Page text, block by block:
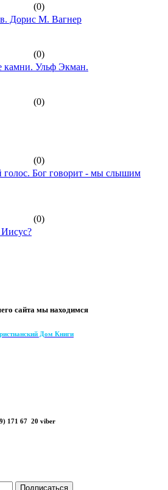
(0)
Дорис М. Вагнер
(0)
камни. Ульф Экман.
(0)
(0)
голос. Бог говорит - мы слышим
(0)
сайта мы находимся
Дом Книги
171 67 20 viber